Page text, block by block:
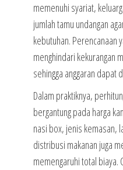
memenuhi syariat,
jumlah tamu undangan
kebutuhan. Perencanaan
menghindari kekurangan
sehingga anggaran dapat
Dalam praktiknya,
bergantung pada harga
nasi box, jenis kemasan,
distribusi makanan juga
memengaruhi total biaya.